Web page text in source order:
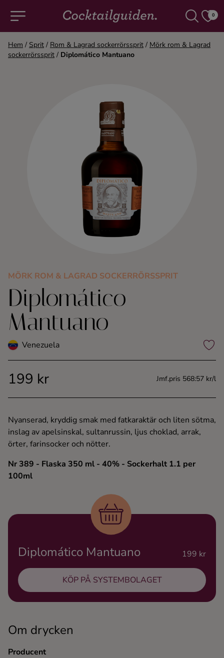
0
COCKTAILS & DRINKAR
Likör
Rom
Shots
Tequila
Whisky
Ingredienser
Hem / Sprit / Rom & Lagrad sockerrörssprit / Mörk rom & Lagrad
sockerrörssprit / Diplomático Mantuano
MÖRK ROM & LAGRAD SOCKERRÖRSSPRIT
Diplomático
Mantuano
Venezuela
199 kr Jmf.pris 568:57 kr/l
Nyanserad, kryddig smak med fatkaraktär och liten sötma,
inslag av apelsinskal, sultanrussin, ljus choklad, arrak,
örter, farinsocker och nötter.
Nr 389 - Flaska 350 ml - 40% - Sockerhalt 1.1 per
100ml
Om drycken
Producent
Diplomático Mantuano 199 kr
KÖP PÅ SYSTEMBOLAGET